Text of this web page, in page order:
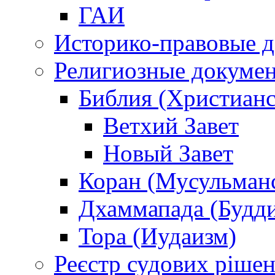
ГАИ
Историко-правовые
Религиозные
Библия
Ветхий Завет
Новый Завет
Коран
Дхаммапада
Тора (Иудаизм)
Реєстр судових